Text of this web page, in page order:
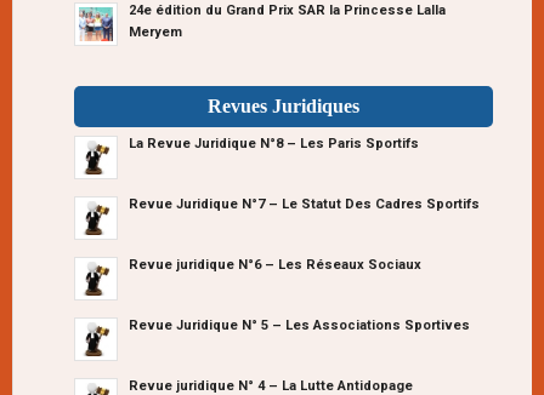
24e édition du Grand Prix SAR la Princesse Lalla
Meryem
Revues Juridiques
La Revue Juridique N°8 – Les Paris Sportifs
Revue Juridique N°7 – Le Statut Des Cadres Sportifs
Revue juridique N°6 – Les Réseaux Sociaux
Revue Juridique N° 5 – Les Associations Sportives
Revue juridique N° 4 – La Lutte Antidopage